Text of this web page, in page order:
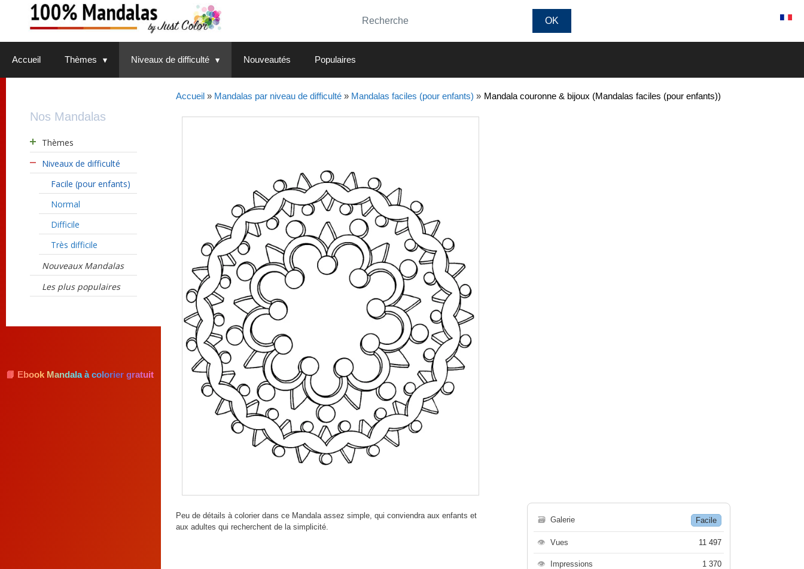
Accueil Thèmes Niveaux de difficulté Nouveautés Populaires
Accueil» Mandalas par niveau de difficulté» Mandalas faciles (pour enfants) » Mandala couronne & bijoux (Mandalas faciles (pour enfants))
Peu de détails à colorier dans ce Mandala assez simple, qui conviendra aux enfants et
aux adultes qui recherchent de la simplicité.
🗃 Galerie Facile
👁 Vues 11 497
👁 Impressions 1 370
Nos Mandalas
Thèmes
Niveaux de difficulté
Facile (pour enfants)
Normal
Difficile
Très difficile
Nouveaux Mandalas
Les plus populaires
📘 Ebook Mandala à colorier gratuit